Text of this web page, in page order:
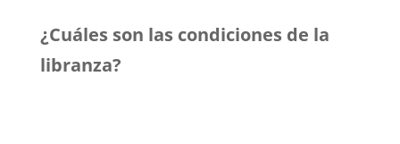
¿Cuáles son las condiciones de la
libranza?